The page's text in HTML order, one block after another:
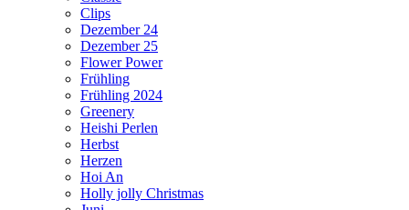
Clips
Dezember 24
Dezember 25
Flower Power
Frühling
Frühling 2024
Greenery
Heishi Perlen
Herbst
Herzen
Hoi An
Holly jolly Christmas